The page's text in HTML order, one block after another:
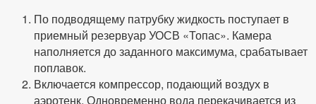
По подводящему патрубку жидкость поступает в
приемный резервуар УОСВ «Топас». Камера
наполняется до заданного максимума, срабатывает
поплавок.
Включается компрессор, подающий воздух в
аэротенк. Одновременно вода перекачивается из